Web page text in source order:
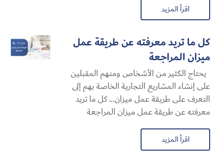
اقرأ المزيد
كل ما تريد معرفته عن طريقة عمل
ميزان المراجعة
يحتاج الكثير من الأشخاص ومنهم المقبلين
على إنشاء المشاريع التجارية الخاصة بهم إلى
التعرف على طريقة عمل ميزان... كل ما تريد
معرفته عن طريقة عمل ميزان المراجعة
اقرأ المزيد